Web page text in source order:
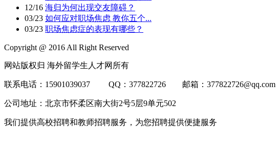
12/16 海归为何出现交友障碍？
03/23 如何应对职场焦虑 教你五个...
03/23 职场焦虑症的表现有哪些？
Copyright @ 2016 All Right Reserved
网站版权归 海外留学生人才网所有
联系电话：15901039037 QQ：377822726 邮箱：
公司地址：北京市怀柔区南大街2号5层9单元502
我们提供高校招聘和教师招聘服务，为您招聘提供便捷服务